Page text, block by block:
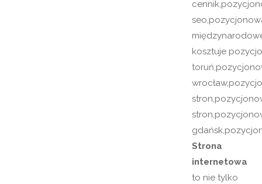
Strona
internetowa
to nie tylko